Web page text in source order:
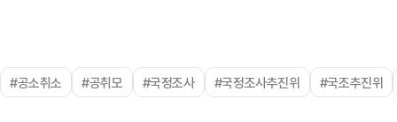
#공소취소 #공취모 #국정조사 #국정조사추진위 #국조추진위